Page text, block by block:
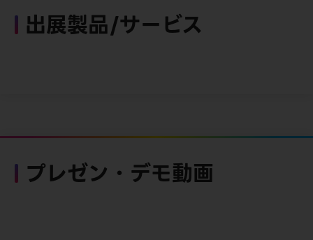
出展製品/サービス
プレゼン・デモ動画